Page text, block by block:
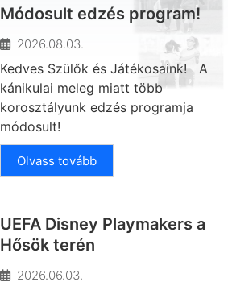
Módosult edzés program!
2026.08.03.
Kedves Szülők és Játékosaink! A
kánikulai meleg miatt több
korosztályunk edzés programja
módosult!
Olvass tovább
UEFA Disney Playmakers a
Hősök terén
2026.06.03.